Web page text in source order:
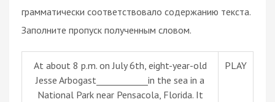
грамматически соответствовало содержанию текста.
Заполните пропуск полученным словом.
At about 8 p.m. on July 6th, eight-year-old
Jesse Arbogast____________in the sea in a
National Park near Pensacola, Florida. It
PLAY